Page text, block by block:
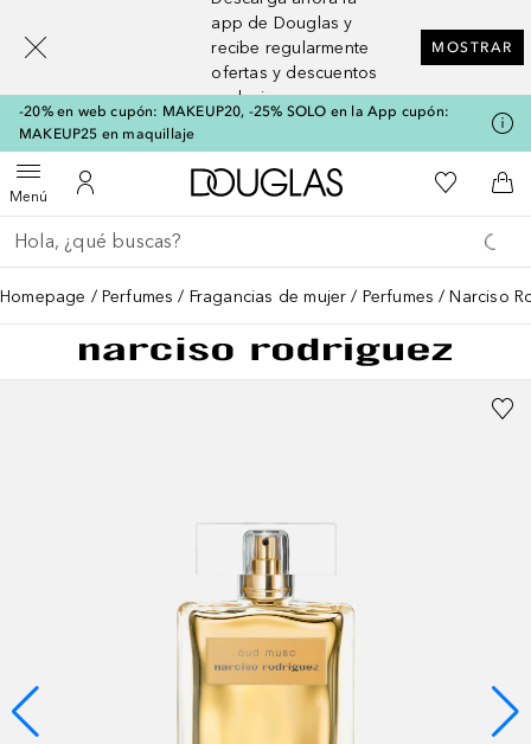
app de Douglas y
recibe regularmente
ofertas y descuentos
exclusivos
MOSTRAR
-20% en web cupón: MAKEUP20, -25% SOLO en la App cupón:
MAKEUP25 en maquillaje
MenúAbrir menúMi cuenta
A Douglas HomeMi lista de
A
Regresar
Ejecutar búsqueda
Homepage Perfumes Fragancias de mujer Perfumes Narciso
[navigation.slideout.screenreader]